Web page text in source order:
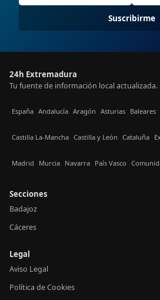
Suscribirme
24h Extremadura
Tu fuente de información local actualizada.
España Andalucía Aragón Asturias Baleares
Castilla La-Mancha Castilla y León Cataluña
Madrid Murcia Navarra País Vasco
Secciones
Badajoz
Cáceres
Legal
Aviso Legal
Política de Cookies